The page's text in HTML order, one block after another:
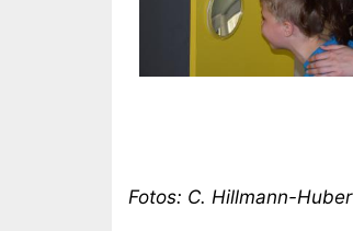
Fotos: C. Hillmann-Huber